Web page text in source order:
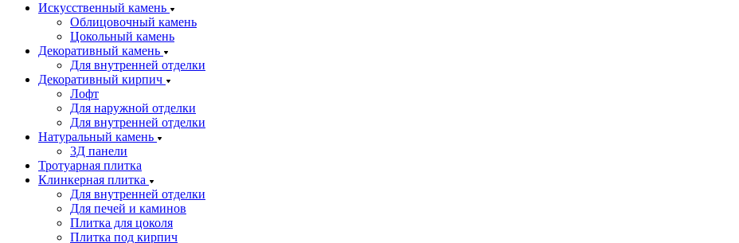
Искусственный камень
Облицовочный камень
Цокольный камень
Декоративный камень
Для внутренней отделки
Декоративный кирпич
Лофт
Для наружной отделки
Для внутренней отделки
Натуральный камень
3Д панели
Тротуарная плитка
Клинкерная плитка
Для внутренней отделки
Для печей и каминов
Плитка для цоколя
Плитка под кирпич